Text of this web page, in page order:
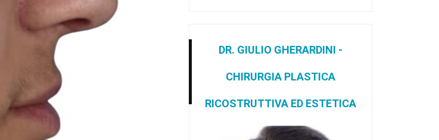
DR. GIULIO GHERARDINI -
CHIRURGIA PLASTICA
RICOSTRUTTIVA ED ESTETICA